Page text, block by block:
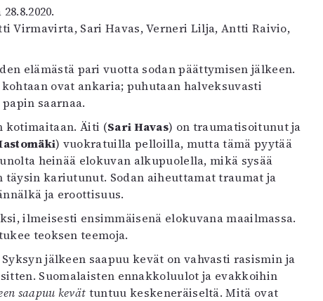
Virmavirta, Sari Havas, Verneri Lilja, Antti Raivio,
elämästä pari vuotta sodan päättymisen jälkeen.
ovat ankaria; puhutaan halveksuvasti
saarnaa.
kotimaitaan. Äiti (Sari Havas) on traumatisoitunut ja
) vuokratuilla pelloilla, mutta tämä pyytää
heinää elokuvan alkupuolella, mikä sysää
täysin kariutunut. Sodan aiheuttamat traumat ja
ja eroottisuus.
ilmeisesti ensimmäisenä elokuvana maailmassa.
teoksen teemoja.
jälkeen saapuu kevät on vahvasti rasismin ja
Suomalaisten ennakkoluulot ja evakkoihin
saapuu kevät tuntuu keskeneräiseltä. Mitä ovat